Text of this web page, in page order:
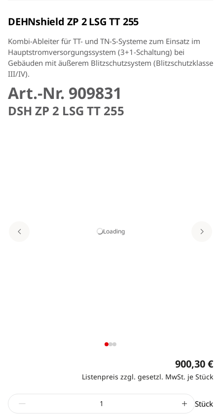
DEHNshield ZP 2 LSG TT 255
Kombi-Ableiter für TT- und TN-S-Systeme zum Einsatz im
Hauptstromversorgungssystem (3+1-Schaltung) bei
Gebäuden mit äußerem Blitzschutzsystem (Blitzschutzklasse
III/IV).
Art.-Nr. 909831
DSH ZP 2 LSG TT 255
Loading
900,30 €
Listenpreis zzgl. gesetzl. MwSt. je Stück
Stück